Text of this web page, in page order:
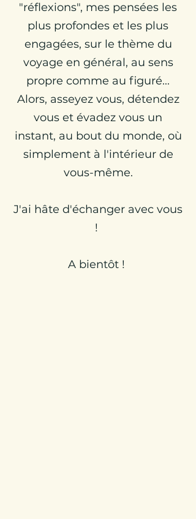
"réflexions", mes pensées les
plus profondes et les plus
engagées, sur le thème du
voyage en général, au sens
propre comme au figuré...
Alors, asseyez vous, détendez
vous et évadez vous un
instant, au bout du monde, où
simplement à l'intérieur de
vous-même.
J'ai hâte d'échanger avec vous
!
A bientôt !